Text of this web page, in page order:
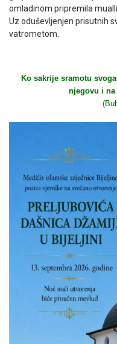
omladinom pripremila
Uz oduševljenjen prisutnih
vatrometom.
Ko sakrije sramotu
njegovu i